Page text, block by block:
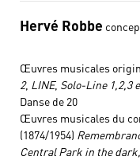
Hervé Robbe
Œuvres musicales
2, LINE, Solo-Line 1,2,3
Danse de 20
Œuvres musicales du
(1874/1954)
Central Park in the